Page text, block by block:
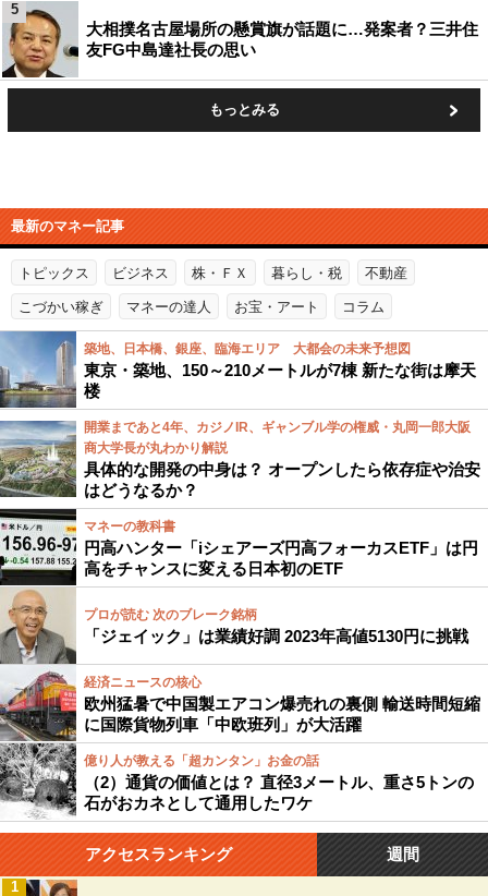
大相撲名古屋場所の懸賞旗が話題に…発案者？三井住
友FG中島達社長の思い
5
もっとみる
最新のマネー記事
トピックス ビジネス 株・ＦＸ 暮らし・税 不動産
こづかい稼ぎ マネーの達人 お宝・アート コラム
築地、日本橋、銀座、臨海エリア 大都会の未来予想図
東京・築地、150～210メートルが7棟 新たな街は摩天
楼
開業まであと4年、カジノIR、ギャンブル学の権威・丸岡一郎大阪
商大学長が丸わかり解説
具体的な開発の中身は？ オープンしたら依存症や治安
はどうなるか？
マネーの教科書
円高ハンター「iシェアーズ円高フォーカスETF」は円
高をチャンスに変える日本初のETF
プロが読む 次のブレーク銘柄
「ジェイック」は業績好調 2023年高値5130円に挑戦
経済ニュースの核心
欧州猛暑で中国製エアコン爆売れの裏側 輸送時間短縮
に国際貨物列車「中欧班列」が大活躍
億り人が教える「超カンタン」お金の話
（2）通貨の価値とは？ 直径3メートル、重さ5トンの
石がおカネとして通用したワケ
アクセスランキング 週間
1